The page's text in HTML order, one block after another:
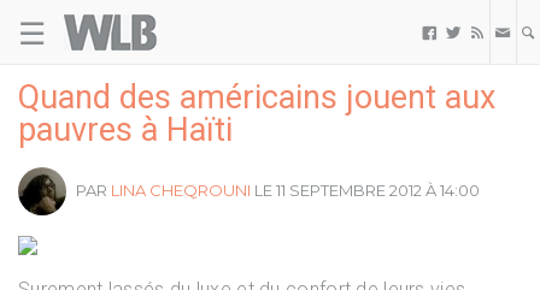
☰   
Quand des américains jouent aux
pauvres à Haïti
PAR LINA CHEQROUNI LE 11 SEPTEMBRE 2012 À 14:00